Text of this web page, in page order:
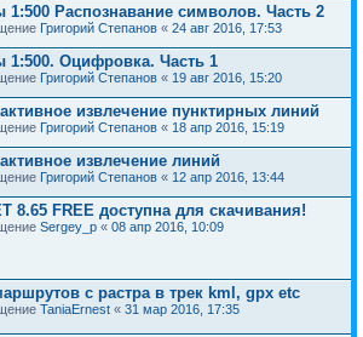
Распознавание символов. Часть 2
Григорий Степанов « 24 авг 2016, 17:53
1:500. Оцифровка. Часть 1
Григорий Степанов « 19 авг 2016, 15:20
извлечение пунктирных линий
Григорий Степанов « 18 апр 2016, 15:19
извлечение линий
Григорий Степанов « 12 апр 2016, 13:44
8.65 FREE доступна для скачивания!
Sergey_p « 08 апр 2016, 10:09
с растра в трек kml, gpx etc
TaniaErnest « 31 мар 2016, 17:35